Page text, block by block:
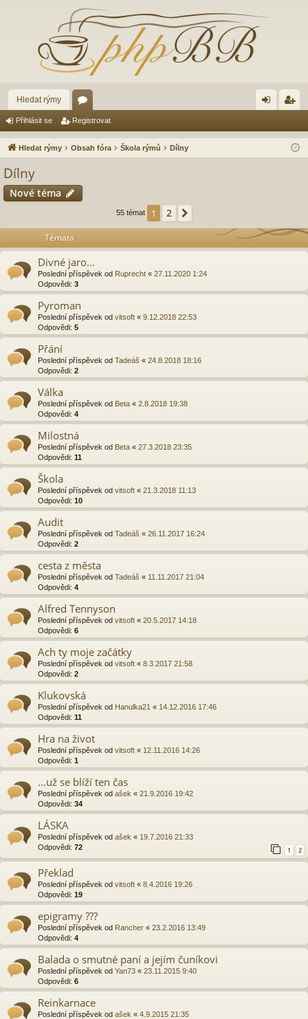
Hledat rýmy
ór
a lá ist
Přihlásit se Registrovat
Hledat rýmy Obsah fóra Škola rýmů Dílny
Dílny
Nové téma
55 témat 1 2
Témata
Divné jaro...
Poslední příspěvek od Ruprecht « 27.11.2020 1:24
Odpovědi: 3
Pyroman
Poslední příspěvek od vitsoft « 9.12.2018 22:53
Odpovědi: 5
Přání
Poslední příspěvek od Tadeáš « 24.8.2018 18:16
Odpovědi: 2
Válka
Poslední příspěvek od Beta « 2.8.2018 19:38
Odpovědi: 4
Milostná
Poslední příspěvek od Beta « 27.3.2018 23:35
Odpovědi: 11
Škola
Poslední příspěvek od vitsoft « 21.3.2018 11:13
Odpovědi: 10
Audit
Poslední příspěvek od Tadeáš « 26.11.2017 16:24
Odpovědi: 2
cesta z města
Poslední příspěvek od Tadeáš « 11.11.2017 21:04
Odpovědi: 4
Alfred Tennyson
Poslední příspěvek od vitsoft « 20.5.2017 14:18
Odpovědi: 6
Ach ty moje začátky
Poslední příspěvek od vitsoft « 8.3.2017 21:58
Odpovědi: 2
Klukovská
Poslední příspěvek od Hanulka21 « 14.12.2016 17:46
Odpovědi: 11
Hra na život
Poslední příspěvek od vitsoft « 12.11.2016 14:26
Odpovědi: 1
...už se blíží ten čas
Poslední příspěvek od ašek « 21.9.2016 19:42
Odpovědi: 34
LÁSKA
Poslední příspěvek od ašek « 19.7.2016 21:33
Odpovědi: 72 1 2
Překlad
Poslední příspěvek od vitsoft « 8.4.2016 19:26
Odpovědi: 19
epigramy ???
Poslední příspěvek od Rancher « 23.2.2016 13:49
Odpovědi: 4
Balada o smutné paní a jejím čuníkovi
Poslední příspěvek od Yan73 « 23.11.2015 9:40
Odpovědi: 6
Reinkarnace
Poslední příspěvek od ašek « 4.9.2015 21:35